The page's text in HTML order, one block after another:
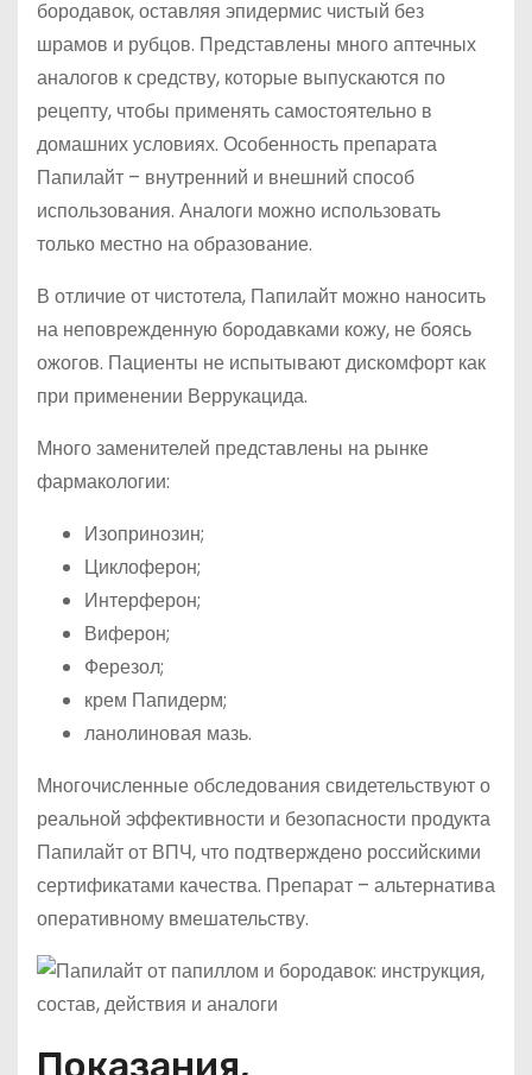
бородавок, оставляя эпидермис чистый без
шрамов и рубцов. Представлены много аптечных
аналогов к средству, которые выпускаются по
рецепту, чтобы применять самостоятельно в
домашних условиях. Особенность препарата
Папилайт – внутренний и внешний способ
использования. Аналоги можно использовать
только местно на образование.
В отличие от чистотела, Папилайт можно наносить
на неповрежденную бородавками кожу, не боясь
ожогов. Пациенты не испытывают дискомфорт как
при применении Веррукацида.
Много заменителей представлены на рынке
фармакологии:
Изопринозин;
Циклоферон;
Интерферон;
Виферон;
Ферезол;
крем Папидерм;
ланолиновая мазь.
Многочисленные обследования свидетельствуют о
реальной эффективности и безопасности продукта
Папилайт от ВПЧ, что подтверждено российскими
сертификатами качества. Препарат – альтернатива
оперативному вмешательству.
Показания,